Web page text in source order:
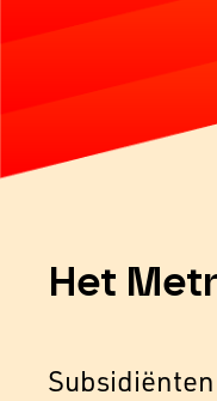
Het
Subsidiënten